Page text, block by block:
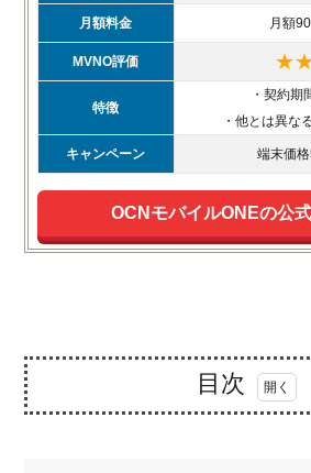
月額料金 月額
MVNO評価
特徴
・契約期
・他とは異な
キャンペーン 端末価
OCNモバイルONEの公
目次